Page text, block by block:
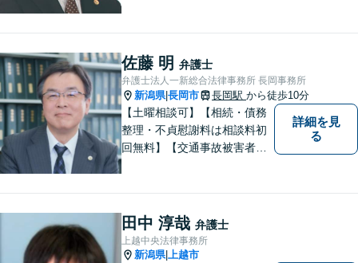
理・労災・不貞慰謝料は相談
料初回無料】【土曜相談可】
佐藤 明 弁護士
弁護士法人一新総合法律事務所 長岡事務所
新潟県|長岡市 長岡駅 から徒歩10分
【土曜相談可】【相続・債務
整理・不貞慰謝料は相談料初
回無料】【交通事故被害者の
体を把握し、真の利益を追及
します
詳細を見
る
田中 淳哉 弁護士
上越中央法律事務所
新潟県| 上越市